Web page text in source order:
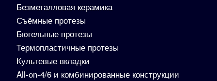
Безметалловая керамика
Съёмные протезы
Бюгельные протезы
Термопластичные протезы
Культевые вкладки
All-on-4/6 и комбинированные конструкции